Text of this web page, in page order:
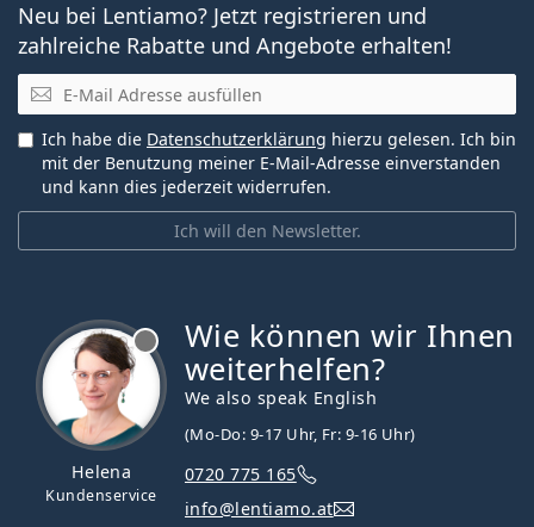
Neu bei Lentiamo? Jetzt registrieren und
zahlreiche Rabatte und Angebote erhalten!
E-Mail
Ich will den Newsletter.
Ich habe die Datenschutzerklärung hierzu gelesen. Ich bin
mit der Benutzung meiner E-Mail-Adresse einverstanden
und kann dies jederzeit widerrufen.
Helena
Kundenservice
Wie können wir Ihnen
weiterhelfen?
We also speak English
(Mo-Do: 9-17 Uhr, Fr: 9-16 Uhr)
0720 775 165
info@lentiamo.at